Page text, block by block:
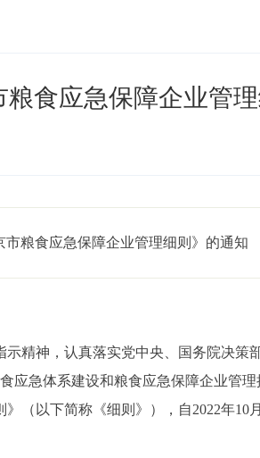
粮食应急保障企业管
粮食应急保障企业管理细则》的通知
精神，认真落实党中央、国务院决策
应急体系建设和粮食应急保障企业管
（以下简称《细则》），自2022年10